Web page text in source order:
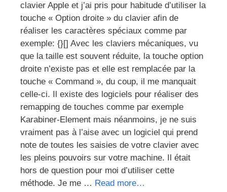
clavier Apple et j’ai pris pour habitude d’utiliser la
touche « Option droite » du clavier afin de
réaliser les caractères spéciaux comme par
exemple: {}[] Avec les claviers mécaniques, vu
que la taille est souvent réduite, la touche option
droite n’existe pas et elle est remplacée par la
touche « Command », du coup, il me manquait
celle-ci. Il existe des logiciels pour réaliser des
remapping de touches comme par exemple
Karabiner-Element mais néanmoins, je ne suis
vraiment pas à l’aise avec un logiciel qui prend
note de toutes les saisies de votre clavier avec
les pleins pouvoirs sur votre machine. Il était
hors de question pour moi d’utiliser cette
méthode. Je me … Read more…